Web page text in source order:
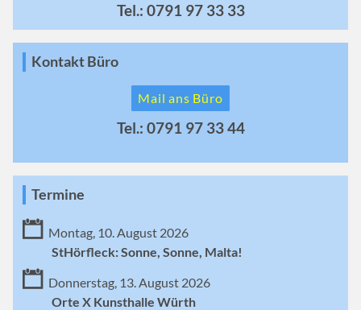
Tel.: 0791 97 33 33
Kontakt Büro
Mail ans Büro
Tel.: 0791 97 33 44
Termine
Montag, 10. August 2026
StHörfleck: Sonne, Sonne, Malta!
Donnerstag, 13. August 2026
Orte X Kunsthalle Würth